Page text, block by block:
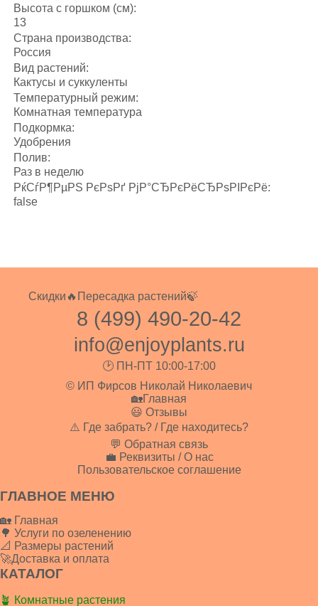
Высота с горшком (см):
13
Страна производства:
Россия
Вид растений:
Кактусы и суккуленты
Температурный режим:
Комнатная температура
Подкормка:
Удобрения
Полив:
Раз в неделю
РќСѓР¶РµРЅ РєРѕРґ РјР°СЂРєРёСЂРѕРІРєРё:
false
Скидки🔥 Пересадка растений🍃
8 (499) 490-20-42
info@enjoyplants.ru
🕑 ПН-ПТ 10:00-17:00
© ИП Фирсов Николай Николаевич
🏡Главная
😃 Отзывы
⚠️ Где забрать? / Где находитесь?
💬 Обратная связь
💼 Реквизиты / О нас
Пользовательское соглашение
ГЛАВНОЕ МЕНЮ
🏡 Главная
🌳 Услуги по озеленению
📐 Размеры растений
🚀Доставка и оплата
КАТАЛОГ
🪴 Комнатные растения